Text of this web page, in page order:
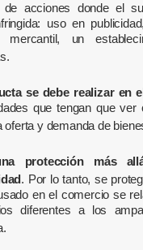
de acciones donde el
uso en
mercantil, un
se debe realizar en
que tengan que ver
oferta y demanda de
protección más
. Por lo tanto, se
en el comercio se
diferentes a los